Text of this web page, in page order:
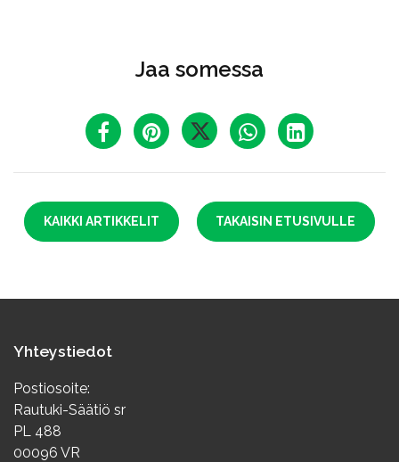
Jaa somessa
KAIKKI ARTIKKELIT TAKAISIN ETUSIVULLE
Yhteystiedot
Postiosoite:
Rautuki-Säätiö sr
PL 488
00096 VR